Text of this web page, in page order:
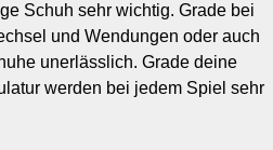
Schuh sehr wichtig. Grade bei
und Wendungen oder auch
unerlässlich. Grade deine
werden bei jedem Spiel sehr